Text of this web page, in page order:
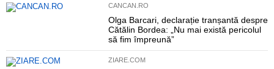
CANCAN.RO
Olga Barcari, declarație tranșantă despre
Cătălin Bordea: „Nu mai există pericolul
să fim împreună”
ZIARE.COM